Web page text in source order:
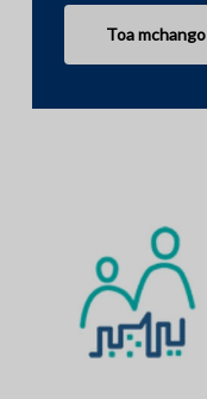
Toa mchango